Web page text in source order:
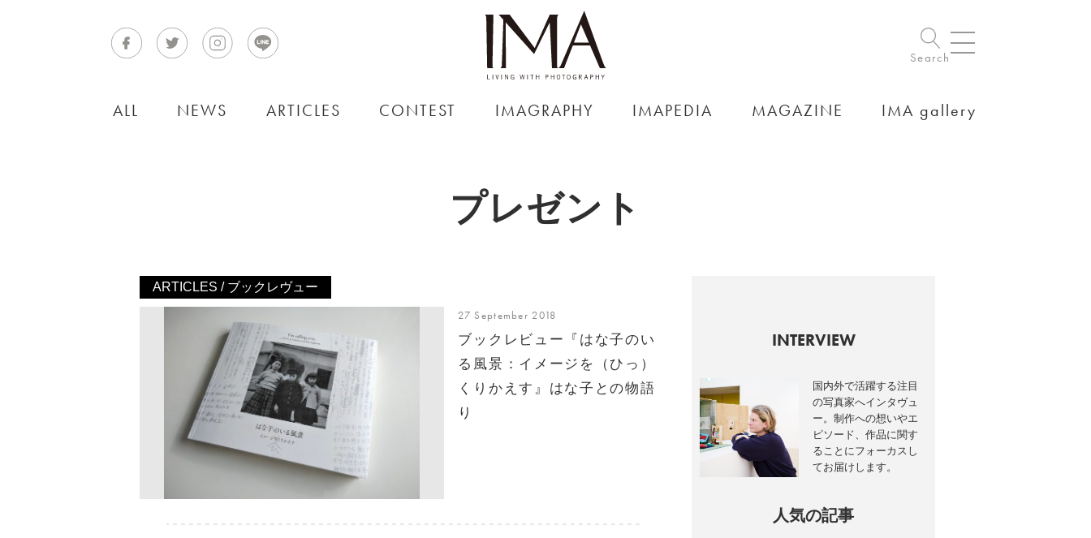
Search
ALL NEWS ARTICLES CONTEST IMAGRAPHY IMAPEDIA MAGAZINE IMA gallery
プレゼント
ARTICLES / ブックレヴュー
27 September 2018
ブックレビュー『はな子のい
る風景：イメージを（ひっ）
くりかえす』はな子との物語
り
INTERVIEW
国内外で活躍する注目
の写真家へインタヴュ
ー。制作への想いやエ
ピソード、作品に関す
ることにフォーカスし
てお届けします。
人気の記事